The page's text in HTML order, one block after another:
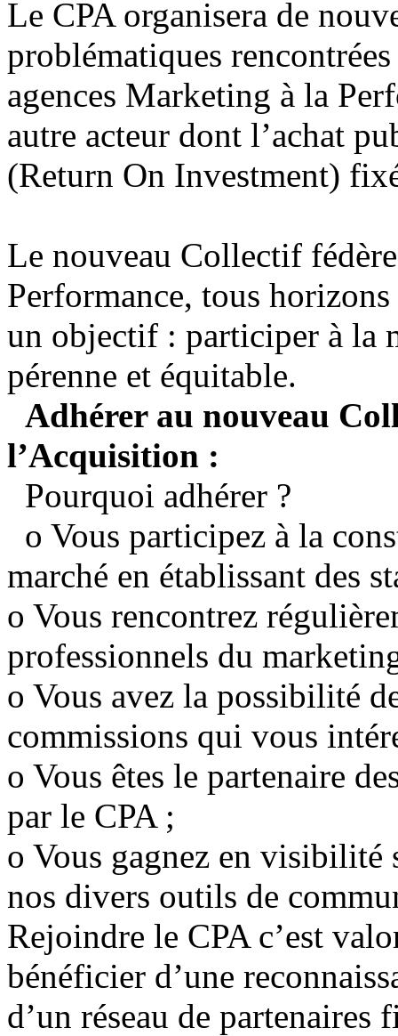
Le CPA organisera de
problématiques
agences Marketing à la
autre acteur dont l’achat
(Return On Investment)
Le nouveau Collectif
Performance, tous
un objectif : participer à la
pérenne et équitable.
Adhérer au nouveau
l’Acquisition :
Pourquoi adhérer ?
o Vous participez à la
marché en établissant des
o Vous rencontrez
professionnels du
o Vous avez la possibilité
commissions qui vous
o Vous êtes le partenaire
par le CPA ;
o Vous gagnez en visibilité
nos divers outils de
Rejoindre le CPA c’est
bénéficier d’une
d’un réseau de partenaires